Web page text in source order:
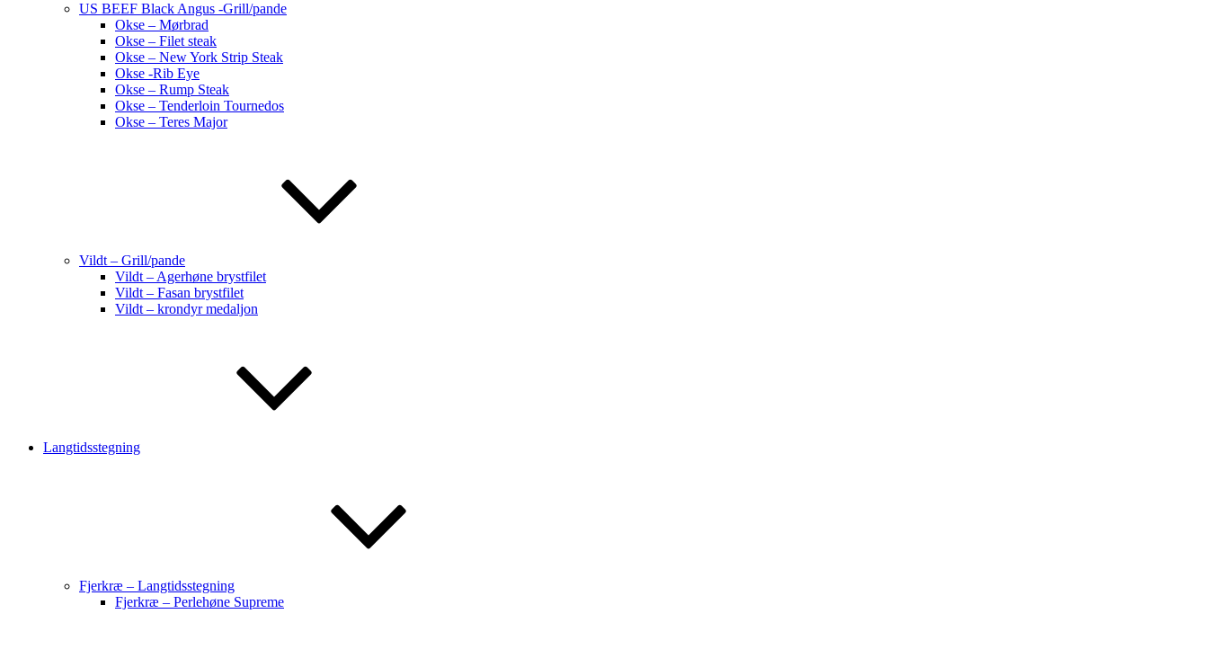
US BEEF Black Angus -Grill/pande
Okse – Mørbrad
Okse – Filet steak
Okse – New York Strip Steak
Okse -Rib Eye
Okse – Rump Steak
Okse – Tenderloin Tournedos
Okse – Teres Major
Vildt – Grill/pande
Vildt – Agerhøne brystfilet
Vildt – Fasan brystfilet
Vildt – krondyr medaljon
Langtidsstegning
Fjerkræ – Langtidsstegning
Fjerkræ – Perlehøne Supreme